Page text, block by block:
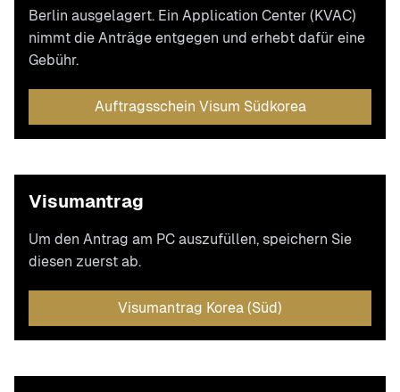
Berlin ausgelagert. Ein Application Center (KVAC)
nimmt die Anträge entgegen und erhebt dafür eine
Gebühr.
Auftragsschein Visum Südkorea
Visumantrag
Um den Antrag am PC auszufüllen, speichern Sie
diesen zuerst ab.
Visumantrag Korea (Süd)